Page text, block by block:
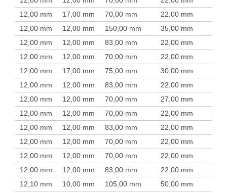
12,00 mm
17,00 mm 70,00 mm 22,00 mm
12,00 mm
12,00 mm 150,00 mm 35,00 mm
12,00 mm
12,00 mm 83,00 mm 22,00 mm
12,00 mm
12,00 mm 70,00 mm 22,00 mm
12,00 mm
17,00 mm 75,00 mm 30,00 mm
12,00 mm
12,00 mm 83,00 mm 22,00 mm
12,00 mm
12,00 mm 70,00 mm 27,00 mm
12,00 mm
12,00 mm 70,00 mm 22,00 mm
12,00 mm
12,00 mm 83,00 mm 22,00 mm
12,00 mm
12,00 mm 70,00 mm 22,00 mm
12,00 mm
12,00 mm 70,00 mm 22,00 mm
12,00 mm
12,00 mm 83,00 mm 22,00 mm
12,10 mm
10,00 mm 105,00 mm 50,00 mm